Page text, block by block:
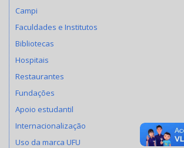
Campi
Faculdades e Institutos
Bibliotecas
Hospitais
Restaurantes
Fundações
Apoio estudantil
Internacionalização
Uso da marca UFU